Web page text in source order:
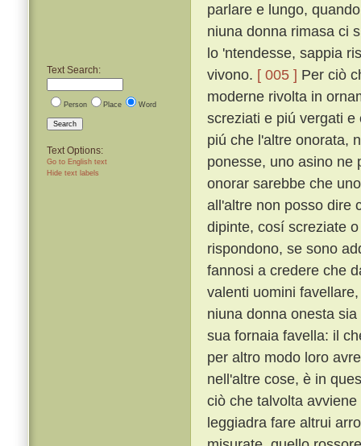
Text Search:
Person Place Word
Search
Text Options:
Go to English text
Hide text labels
parlare e lungo,
niuna donna rimasa ci
lo 'ntendesse, sappia
vivono. [ 005 ] Per ciò
moderne rivolta in
screziati e piú vergati
piú che l'altre onorata,
ponesse, uno asino ne
onorar sarebbe che
all'altre non posso dire
dipinte, cosí screziate
rispondono, se sono
fannosi a credere che
valenti uomini
niuna donna onesta
sua fornaia favella: il
per altro modo loro
nell'altre cose, è in
ciò che talvolta
leggiadra fare altrui